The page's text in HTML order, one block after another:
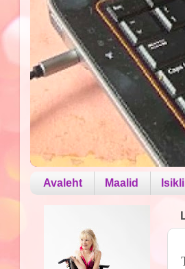
Avaleht Maalid